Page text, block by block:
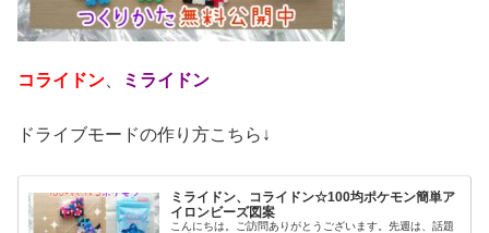
コライドン ミライドン
ドライブモードの作り方こちら↓
ミライドン、コライドン☆100均ポケモン簡単ア
イロンビーズ図案
こんにちは。ご訪問ありがとうございます。先週は、話題